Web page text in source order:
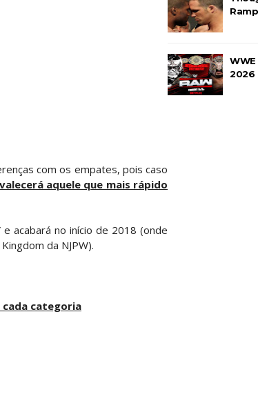
caótico após confusão entre Adam
Match
filho
em Street Fight e troca gestos tensos
de Dominik Mysterio e JD
com os empates, pois caso
aquele que mais rápido
acabará no início de 2018 (onde
da NJPW).
cada categoria
2026